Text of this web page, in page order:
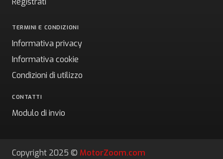
TERMINI E CONDIZIONI
Informativa privacy
Informativa cookie
Condizioni di utilizzo
CONTATTI
Modulo di invio
Copyright 2025 © MotorZoom.com